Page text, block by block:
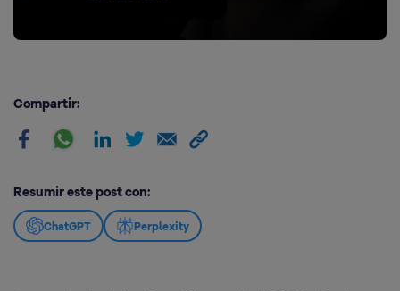
Compartir:
Resumir este post con:
ChatGPT Perplexity